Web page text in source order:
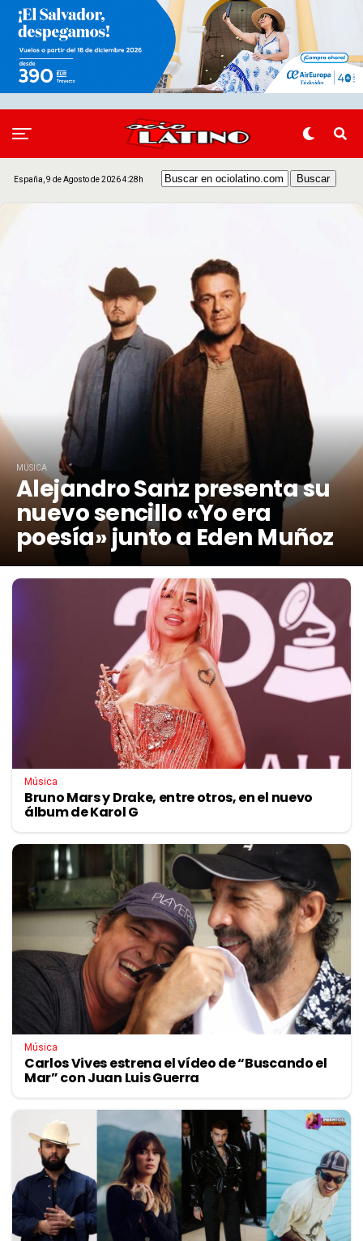
España, 9 de Agosto de 2026 4:28h
MÚSICA
Alejandro Sanz presenta su
nuevo sencillo «Yo era
poesía» junto a Eden Muñoz
Música
Bruno Mars y Drake, entre otros, en el nuevo
álbum de Karol G
Música
Carlos Vives estrena el vídeo de “Buscando el
Mar” con Juan Luis Guerra